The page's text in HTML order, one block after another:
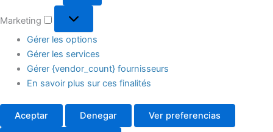
Marketing
Gérer les options
Gérer les services
Gérer {vendor_count} fournisseurs
En savoir plus sur ces finalités
Aceptar Denegar Ver preferencias